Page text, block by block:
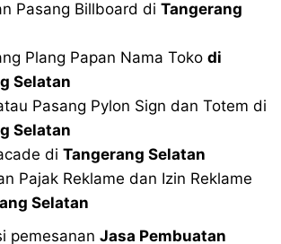
Pasang Billboard di Tangerang
Plang Papan Nama Toko di
Selatan
Pasang Pylon Sign dan Totem di
Selatan
di Tangerang Selatan
Pajak Reklame dan Izin Reklame
Selatan
pemesanan Jasa Pembuatan